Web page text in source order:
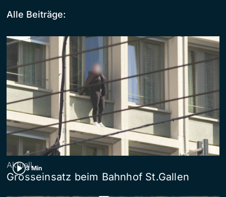
Alle Beiträge:
3 Min
Aktuell
Grosseinsatz beim Bahnhof St.Gallen